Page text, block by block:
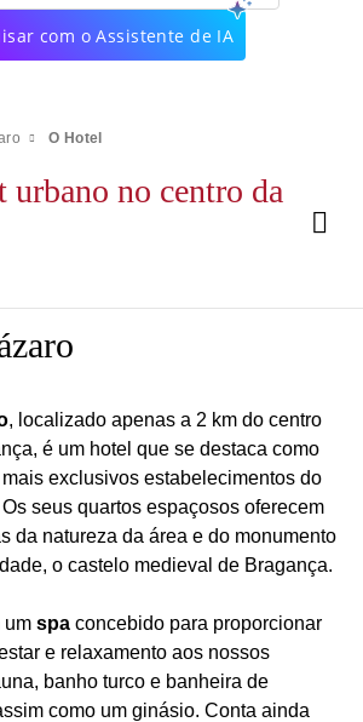
com o Assistente de IA
O Hotel
urbano no centro da
, localizado apenas a 2 km do centro
é um hotel que se destaca como
exclusivos estabelecimentos do
seus quartos espaçosos oferecem
da natureza da área e do monumento
o castelo medieval de Bragança.
um spa concebido para proporcionar
e relaxamento aos nossos
banho turco e banheira de
como um ginásio. Conta ainda